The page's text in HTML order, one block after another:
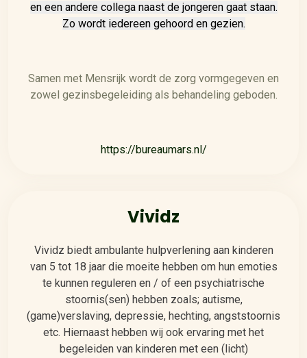
en een andere collega naast de jongeren gaat staan.
Zo wordt iedereen gehoord en gezien.
Samen met Mensrijk wordt de zorg vormgegeven en
zowel gezinsbegeleiding als behandeling geboden.
https://bureaumars.nl/
Vividz
Vividz biedt ambulante hulpverlening aan kinderen
van 5 tot 18 jaar die moeite hebben om hun emoties
te kunnen reguleren en / of een psychiatrische
stoornis(sen) hebben zoals; autisme,
(game)verslaving, depressie, hechting, angststoornis
etc. Hiernaast hebben wij ook ervaring met het
begeleiden van kinderen met een (licht)